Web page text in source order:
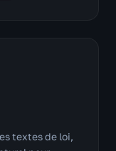
textes de loi,